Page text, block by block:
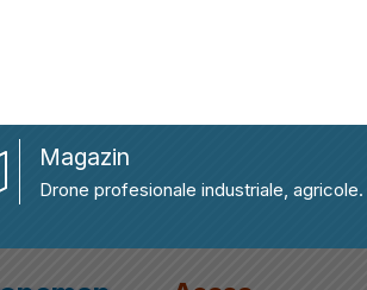
Magazin
Drone profesionale industriale, agricole.